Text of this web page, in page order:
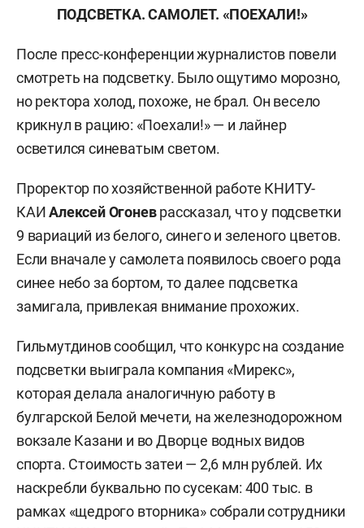
ПОДСВЕТКА. САМОЛЕТ. «ПОЕХАЛИ!»
После пресс-конференции журналистов повели
смотреть на подсветку. Было ощутимо морозно,
но ректора холод, похоже, не брал. Он весело
крикнул в рацию: «Поехали!» — и лайнер
осветился синеватым светом.
Проректор по хозяйственной работе КНИТУ-
КАИАлексей Огоневрассказал, что у подсветки
9 вариаций из белого, синего и зеленого цветов.
Если вначале у самолета появилось своего рода
синее небо за бортом, то далее подсветка
замигала, привлекая внимание прохожих.
Гильмутдинов сообщил, что конкурс на создание
подсветки выиграла компания «Мирекс»,
которая делала аналогичную работу в
булгарской Белой мечети, на железнодорожном
вокзале Казани и во Дворце водных видов
спорта. Стоимость затеи — 2,6 млн рублей. Их
наскребли буквально по сусекам: 400 тыс. в
рамках «щедрого вторника» собрали сотрудники